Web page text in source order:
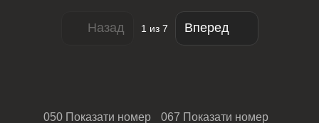
Назад 1 из 7 Вперед
050 Показати номер 067 Показати номер